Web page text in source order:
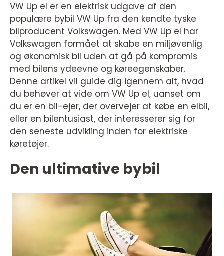
VW Up el er en elektrisk udgave af den
populære bybil VW Up fra den kendte tyske
bilproducent Volkswagen. Med VW Up el har
Volkswagen formået at skabe en miljøvenlig
og økonomisk bil uden at gå på kompromis
med bilens ydeevne og køreegenskaber.
Denne artikel vil guide dig igennem alt, hvad
du behøver at vide om VW Up el, uanset om
du er en bil-ejer, der overvejer at købe en elbil,
eller en bilentusiast, der interesserer sig for
den seneste udvikling inden for elektriske
køretøjer.
Den ultimative bybil